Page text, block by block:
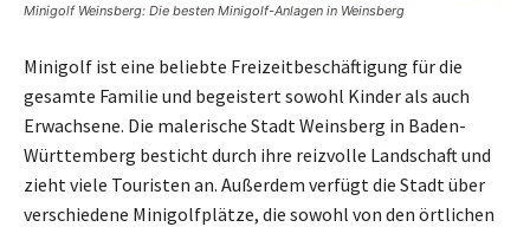
Minigolf Weinsberg: Die besten Minigolf-Anlagen in Weinsberg
Minigolf ist eine beliebte Freizeitbeschäftigung für die
gesamte Familie und begeistert sowohl Kinder als auch
Erwachsene. Die malerische Stadt Weinsberg in Baden-
Württemberg besticht durch ihre reizvolle Landschaft und
zieht viele Touristen an. Außerdem verfügt die Stadt über
verschiedene Minigolfplätze, die sowohl von den örtlichen